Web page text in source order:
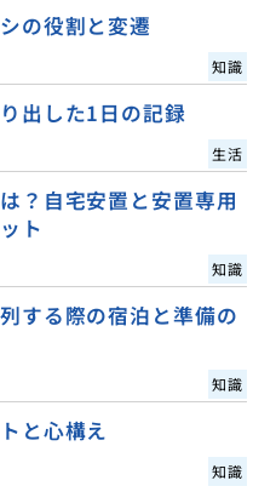
の役割と変遷
知識
出した1日の記録
生活
？自宅安置と安置専用
ト
知識
する際の宿泊と準備の
知識
と心構え
知識